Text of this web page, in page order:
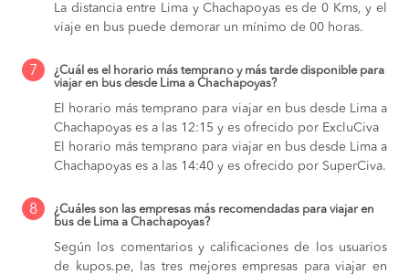
La distancia entre Lima y Chachapoyas es de 0 Kms, y el
viaje en bus puede demorar un mínimo de 00 horas.
7
¿Cuál es el horario más temprano y más tarde disponible para
viajar en bus desde Lima a Chachapoyas?
El horario más temprano para viajar en bus desde Lima a
Chachapoyas es a las 12:15 y es ofrecido por ExcluCiva
El horario más temprano para viajar en bus desde Lima a
Chachapoyas es a las 14:40 y es ofrecido por SuperCiva.
8
¿Cuáles son las empresas más recomendadas para viajar en
bus de Lima a Chachapoyas?
Según los comentarios y calificaciones de los usuarios
de kupos.pe, las tres mejores empresas para viajar en